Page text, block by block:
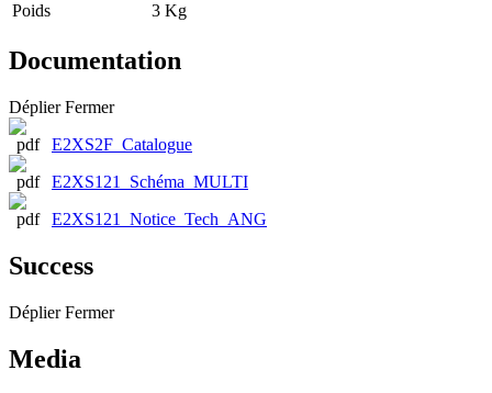
Poids
3 Kg
Documentation
Déplier Fermer
E2XS2F_Catalogue
E2XS121_Schéma_MULTI
E2XS121_Notice_Tech_ANG
Success
Déplier Fermer
Media